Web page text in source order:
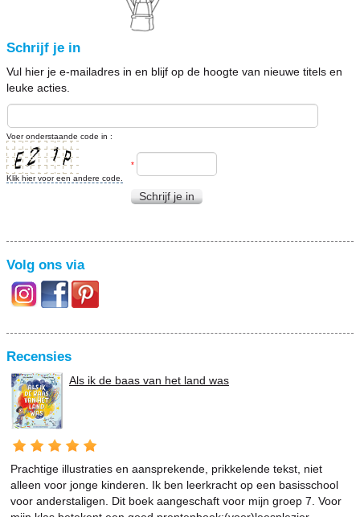
Schrijf je in
Vul hier je e-mailadres in en blijf op de hoogte van nieuwe titels en
leuke acties.
Voer onderstaande code in :
Klik hier voor een andere code.
*
Schrijf je in
Volg ons via
Recensies
Als ik de baas van het land was
Prachtige illustraties en aansprekende, prikkelende tekst, niet
alleen voor jonge kinderen. Ik ben leerkracht op een basisschool
voor anderstaligen. Dit boek aangeschaft voor mijn groep 7. Voor